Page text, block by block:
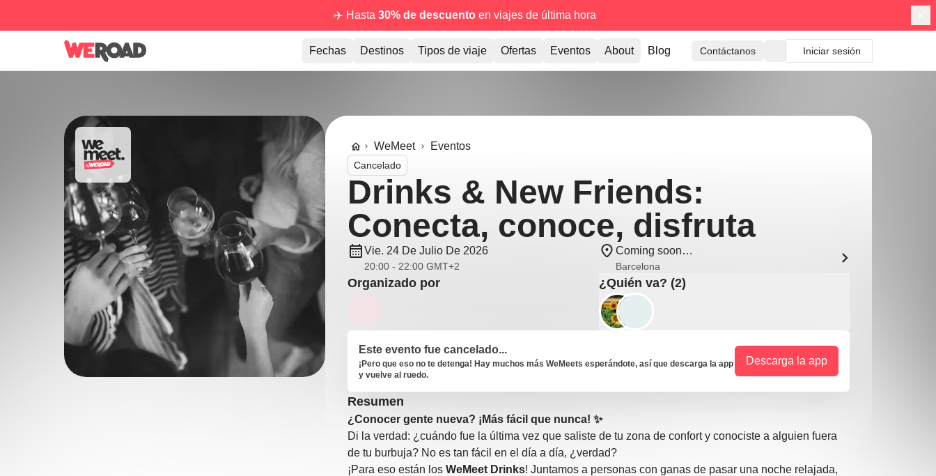
✈️ Hasta 30% de descuentoen viajes de última hora
Fechas Destinos Tipos de viaje Ofertas Eventos About Blog Contáctanos Iniciar sesión
WeMeet Eventos
Cancelado
Drinks & New Friends:
Conecta, conoce, disfruta
Vie. 24 De Julio De 2026
20:00 - 22:00 GMT+2
Coming soon…
Barcelona
Organizado por ¿Quién va? (2)
Este evento fue cancelado...
¡Pero que eso no te detenga! Hay muchos más WeMeets esperándote, así que descarga la app
y vuelve al ruedo.
Descarga la app
Resumen
¿Conocer gente nueva? ¡Más fácil que nunca! ✨
Di la verdad: ¿cuándo fue la última vez que saliste de tu zona de confort y conociste a alguien fuera
de tu burbuja? No es tan fácil en el día a día, ¿verdad?
¡Para eso están los WeMeet Drinks! Juntamos a personas con ganas de pasar una noche relajada,